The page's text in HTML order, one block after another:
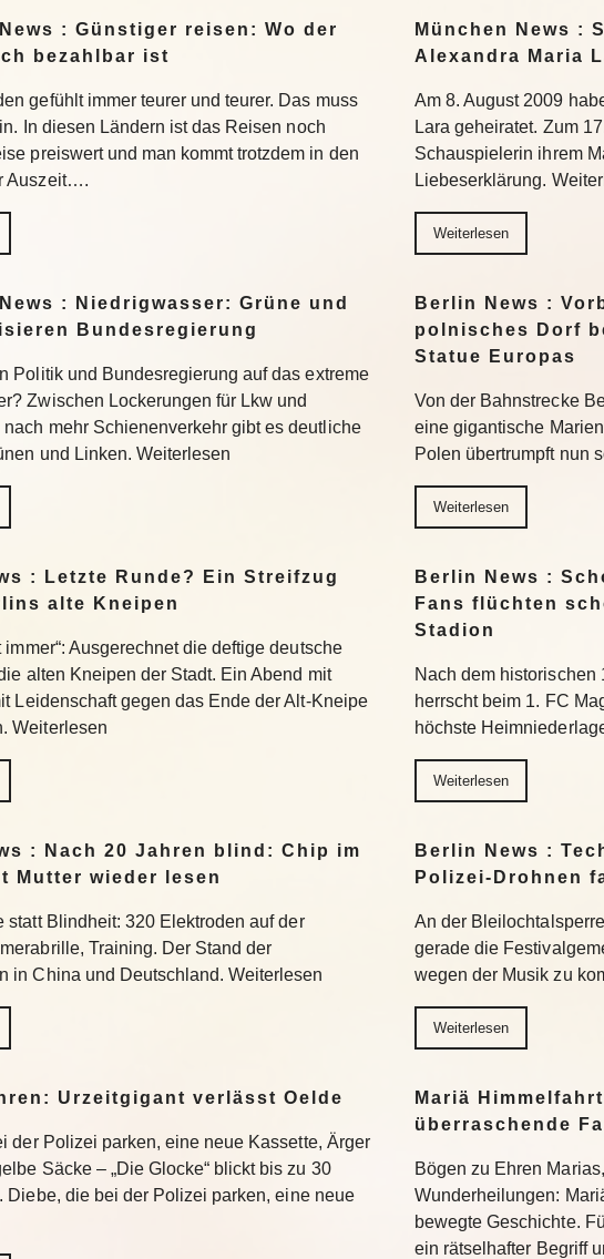
: Günstiger reisen: Wo der
bezahlbar ist
gefühlt immer teurer und teurer. Das muss
In diesen Ländern ist das Reisen noch
preiswert und man kommt trotzdem in den
Auszeit….
München News :
Alexandra Maria
Am 8. August 2009
Lara geheiratet. Zum
Schauspielerin ihrem
Liebeserklärung.
Weiterlesen
: Niedrigwasser: Grüne und
Bundesregierung
Politik und Bundesregierung auf das extreme
Zwischen Lockerungen für Lkw und
nach mehr Schienenverkehr gibt es deutliche
und Linken. Weiterlesen
Berlin News :
polnisches Dorf
Statue Europas
Von der Bahnstrecke
eine gigantische
Polen übertrumpft nun
Weiterlesen
: Letzte Runde? Ein Streifzug
alte Kneipen
immer“: Ausgerechnet die deftige deutsche
alten Kneipen der Stadt. Ein Abend mit
Leidenschaft gegen das Ende der Alt-Kneipe
Weiterlesen
Berlin News :
Fans flüchten
Stadion
Nach dem historischen
herrscht beim 1. FC
höchste
Weiterlesen
: Nach 20 Jahren blind: Chip im
Mutter wieder lesen
statt Blindheit: 320 Elektroden auf der
Training. Der Stand der
in China und Deutschland. Weiterlesen
Berlin News :
Polizei-Drohnen
An der
gerade die
wegen der Musik zu
Weiterlesen
Urzeitgigant verlässt Oelde
der Polizei parken, eine neue Kassette, Ärger
Säcke – „Die Glocke“ blickt bis zu 30
Diebe, die bei der Polizei parken, eine neue
Mariä
überraschende
Bögen zu Ehren
Wunderheilungen:
bewegte Geschichte.
ein rätselhafter Begriff